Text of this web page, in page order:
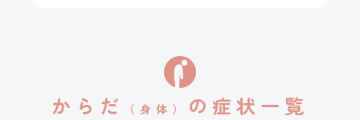
からだ （身体） の 症状一覧